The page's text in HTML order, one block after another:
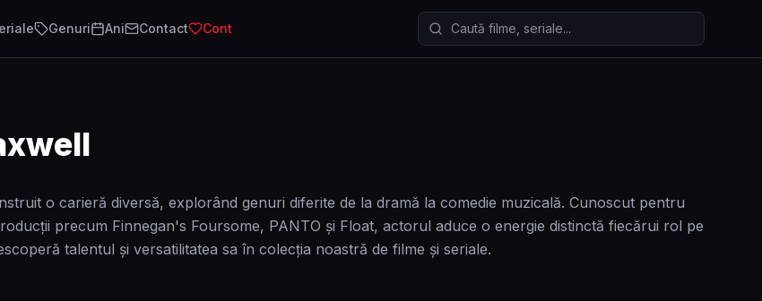
Genuri Ani Contact Cont Caută filme și seriale
o carieră diversă, explorând genuri diferite de la dramă la comedie muzicală. Cunoscut pentru
precum Finnegan's Foursome, PANTO și Float, actorul aduce o energie distinctă fiecărui rol pe
talentul și versatilitatea sa în colecția noastră de filme și seriale.